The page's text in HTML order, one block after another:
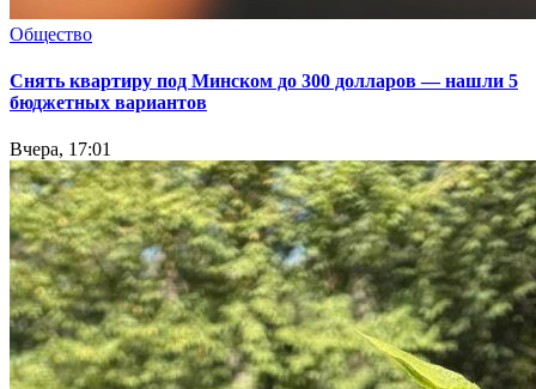
Общество
Снять квартиру под Минском до 300 долларов — нашли 5
бюджетных вариантов
Вчера, 17:01